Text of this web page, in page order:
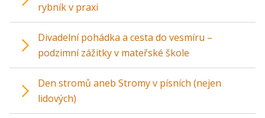
rybník v praxi
Divadelní pohádka a cesta do vesmíru –
podzimní zážitky v mateřské škole
Den stromů aneb Stromy v písních (nejen
lidových)